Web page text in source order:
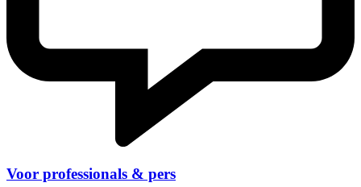
Voor professionals & pers